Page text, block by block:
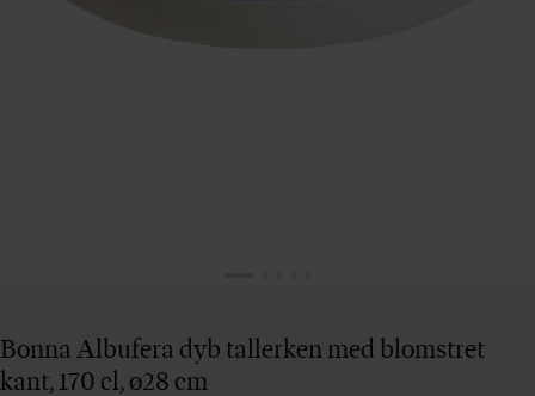
Bonna Albufera dyb tallerken med blomstret
kant, 170 cl, ø28 cm